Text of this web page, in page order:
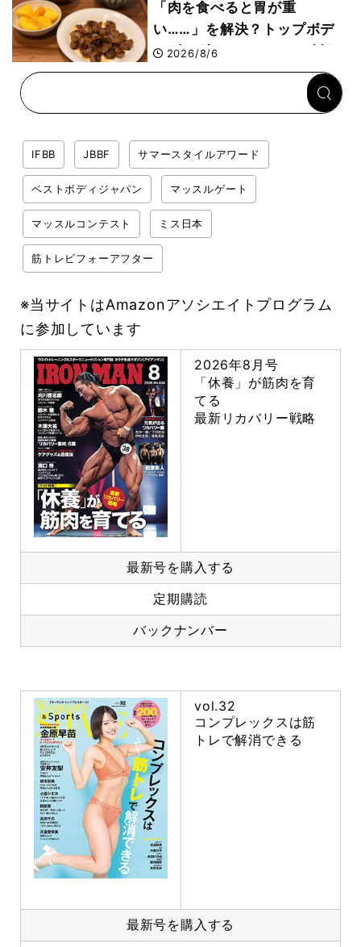
「肉を食べると胃が重
い……」を解決？トップボデ
ィビルダーのリカバリー飯を
専門家がロジカル解説
2026/8/6
IFBB JBBF サマースタイルアワード
ベストボディジャパン マッスルゲート
マッスルコンテスト ミス日本
筋トレビフォーアフター
※当サイトはAmazonアソシエイトプログラム
に参加しています
2026年8月号
「休養」が筋肉を育
てる
最新リカバリー戦略
最新号を購入する
定期購読
バックナンバー
vol.32
コンプレックスは筋
トレで解消できる
最新号を購入する